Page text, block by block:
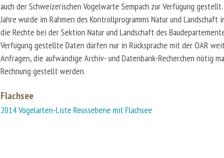
auch der Schweizerischen Vogelwarte Sempach zur Verfügung
Jahre wurde im Rahmen des Kontrollprogramms Natur und
die Rechte bei der Sektion Natur und Landschaft des
Verfügung gestellte Daten dürfen nur in Rücksprache mit der OAR
Anfragen, die aufwändige Archiv- und Datenbank-Recherchen nötig
Rechnung gestellt werden.
Flachsee
2014 Vogelarten-Liste Reussebene mit Flachsee